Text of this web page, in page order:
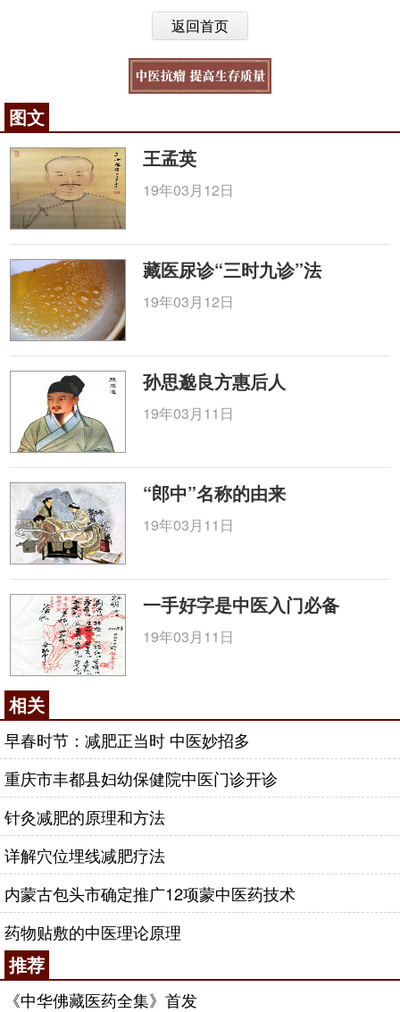
返回首页
图文
王孟英
19年03月12日
藏医尿诊“三时九诊”法
19年03月12日
孙思邈良方惠后人
19年03月11日
“郎中”名称的由来
19年03月11日
一手好字是中医入门必备
19年03月11日
相关
早春时节：减肥正当时 中医妙招多
重庆市丰都县妇幼保健院中医门诊开诊
针灸减肥的原理和方法
详解穴位埋线减肥疗法
内蒙古包头市确定推广12项蒙中医药技术
药物贴敷的中医理论原理
推荐
《中华佛藏医药全集》首发